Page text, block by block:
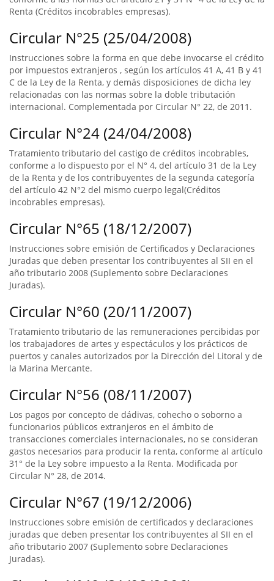
Renta (Créditos incobrables empresas).
Circular N°25 (25/04/2008)
Instrucciones sobre la forma en que debe invocarse el crédito
por impuestos extranjeros , según los artículos 41 A, 41 B y 41
C de la Ley de la Renta, y demás disposiciones de dicha ley
relacionadas con las normas sobre la doble tributación
internacional. Complementada por Circular N° 22, de 2011.
Circular N°24 (24/04/2008)
Tratamiento tributario del castigo de créditos incobrables,
conforme a lo dispuesto por el N° 4, del artículo 31 de la Ley
de la Renta y de los contribuyentes de la segunda categoría
del artículo 42 N°2 del mismo cuerpo legal(Créditos
incobrables empresas).
Circular N°65 (18/12/2007)
Instrucciones sobre emisión de Certificados y Declaraciones
Juradas que deben presentar los contribuyentes al SII en el
año tributario 2008 (Suplemento sobre Declaraciones
Juradas).
Circular N°60 (20/11/2007)
Tratamiento tributario de las remuneraciones percibidas por
los trabajadores de artes y espectáculos y los prácticos de
puertos y canales autorizados por la Dirección del Litoral y de
la Marina Mercante.
Circular N°56 (08/11/2007)
Los pagos por concepto de dádivas, cohecho o soborno a
funcionarios públicos extranjeros en el ámbito de
transacciones comerciales internacionales, no se consideran
gastos necesarios para producir la renta, conforme al artículo
31° de la Ley sobre impuesto a la Renta. Modificada por
Circular N° 28, de 2014.
Circular N°67 (19/12/2006)
Instrucciones sobre emisión de certificados y declaraciones
juradas que deben presentar los contribuyentes al SII en el
año tributario 2007 (Suplemento sobre Declaraciones
Juradas).